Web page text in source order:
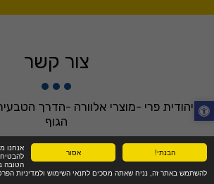
הבנתי! אסור
הטובה
להשתמש באתר זה, נניח שאתה מסכים לתנאי השימוש ולמדיניות
צור קשר
הגוף
היקינטון 2, ראשל"צ, ישראל
+972-0544719441